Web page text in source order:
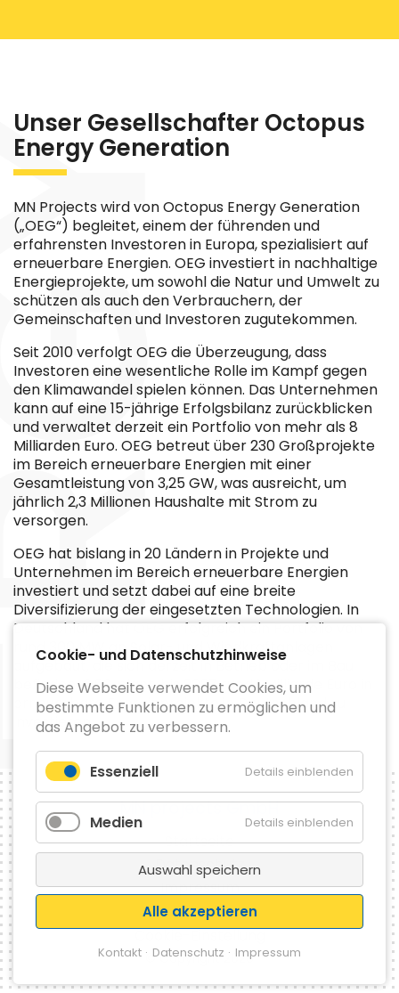
Unser Gesellschafter Octopus
Energy Generation
MN Projects wird von Octopus Energy Generation
(„OEG“) begleitet, einem der führenden und
erfahrensten Investoren in Europa, spezialisiert auf
erneuerbare Energien. OEG investiert in nachhaltige
Energieprojekte, um sowohl die Natur und Umwelt zu
schützen als auch den Verbrauchern, der
Gemeinschaften und Investoren zugutekommen.
Seit 2010 verfolgt OEG die Überzeugung, dass
Investoren eine wesentliche Rolle im Kampf gegen
den Klimawandel spielen können. Das Unternehmen
kann auf eine 15-jährige Erfolgsbilanz zurückblicken
und verwaltet derzeit ein Portfolio von mehr als 8
Milliarden Euro. OEG betreut über 230 Großprojekte
im Bereich erneuerbare Energien mit einer
Gesamtleistung von 3,25 GW, was ausreicht, um
jährlich 2,3 Millionen Haushalte mit Strom zu
versorgen.
OEG hat bislang in 20 Ländern in Projekte und
Unternehmen im Bereich erneuerbare Energien
investiert und setzt dabei auf eine breite
Diversifizierung der eingesetzten Technologien. In
Deutschland hat OEG erfolgreich ein Portfolio von
rund 300 MW an Solar- und Windkraftanlagen
aufgebaut, die sich derzeit in Betrieb oder im Bau
befinden. OEG plant, bis 2027 rund 1 Milliarde Euro in
erneuerbare Energieprojekte in Deutschland zu
investieren.
MN projects GmbH
Startseite
Datenschutz
Impressum
Kontakt
Cookie-Einstellung
© Copyright 2026
Cookie- und Datenschutzhinweise
Diese Webseite verwendet Cookies, um
bestimmte Funktionen zu ermöglichen und
das Angebot zu verbessern.
Essenziell Details einblenden
Medien Details einblenden
Auswahl speichern
Alle akzeptieren
Kontakt Datenschutz Impressum